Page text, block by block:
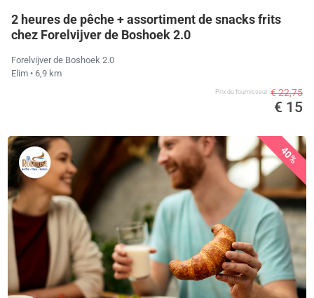
2 heures de pêche + assortiment de snacks frits
chez Forelvijver de Boshoek 2.0
Forelvijver de Boshoek 2.0
Elim • 6,9 km
Prix ​​du fournisseur € 22,75
€ 15
40%